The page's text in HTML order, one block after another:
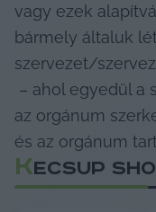
vagy ezek
bármely általuk
szervezet/
az orgánum
és az orgánum
KECSUP